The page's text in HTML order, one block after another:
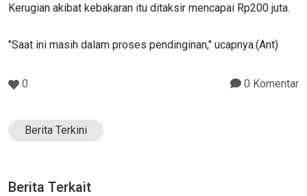
Kerugian akibat kebakaran itu ditaksir mencapai Rp200 juta.
"Saat ini masih dalam proses pendinginan," ucapnya.(Ant)
0 0 Komentar
Berita Terkini
Berita Terkait